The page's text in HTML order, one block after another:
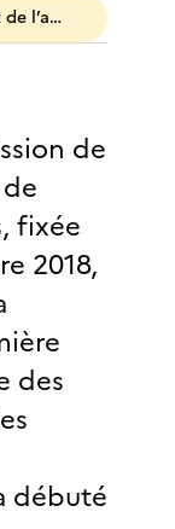
Financement de la formation et de l’apprentissage
de
fixée
2018,
des
débuté